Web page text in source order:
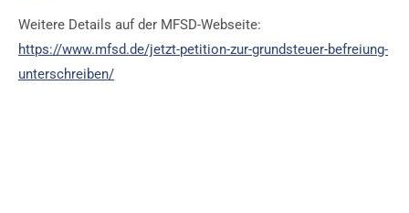
Weitere Details auf der MFSD-Webseite:
https://www.mfsd.de/jetzt-petition-zur-grundsteuer-befreiung-
unterschreiben/